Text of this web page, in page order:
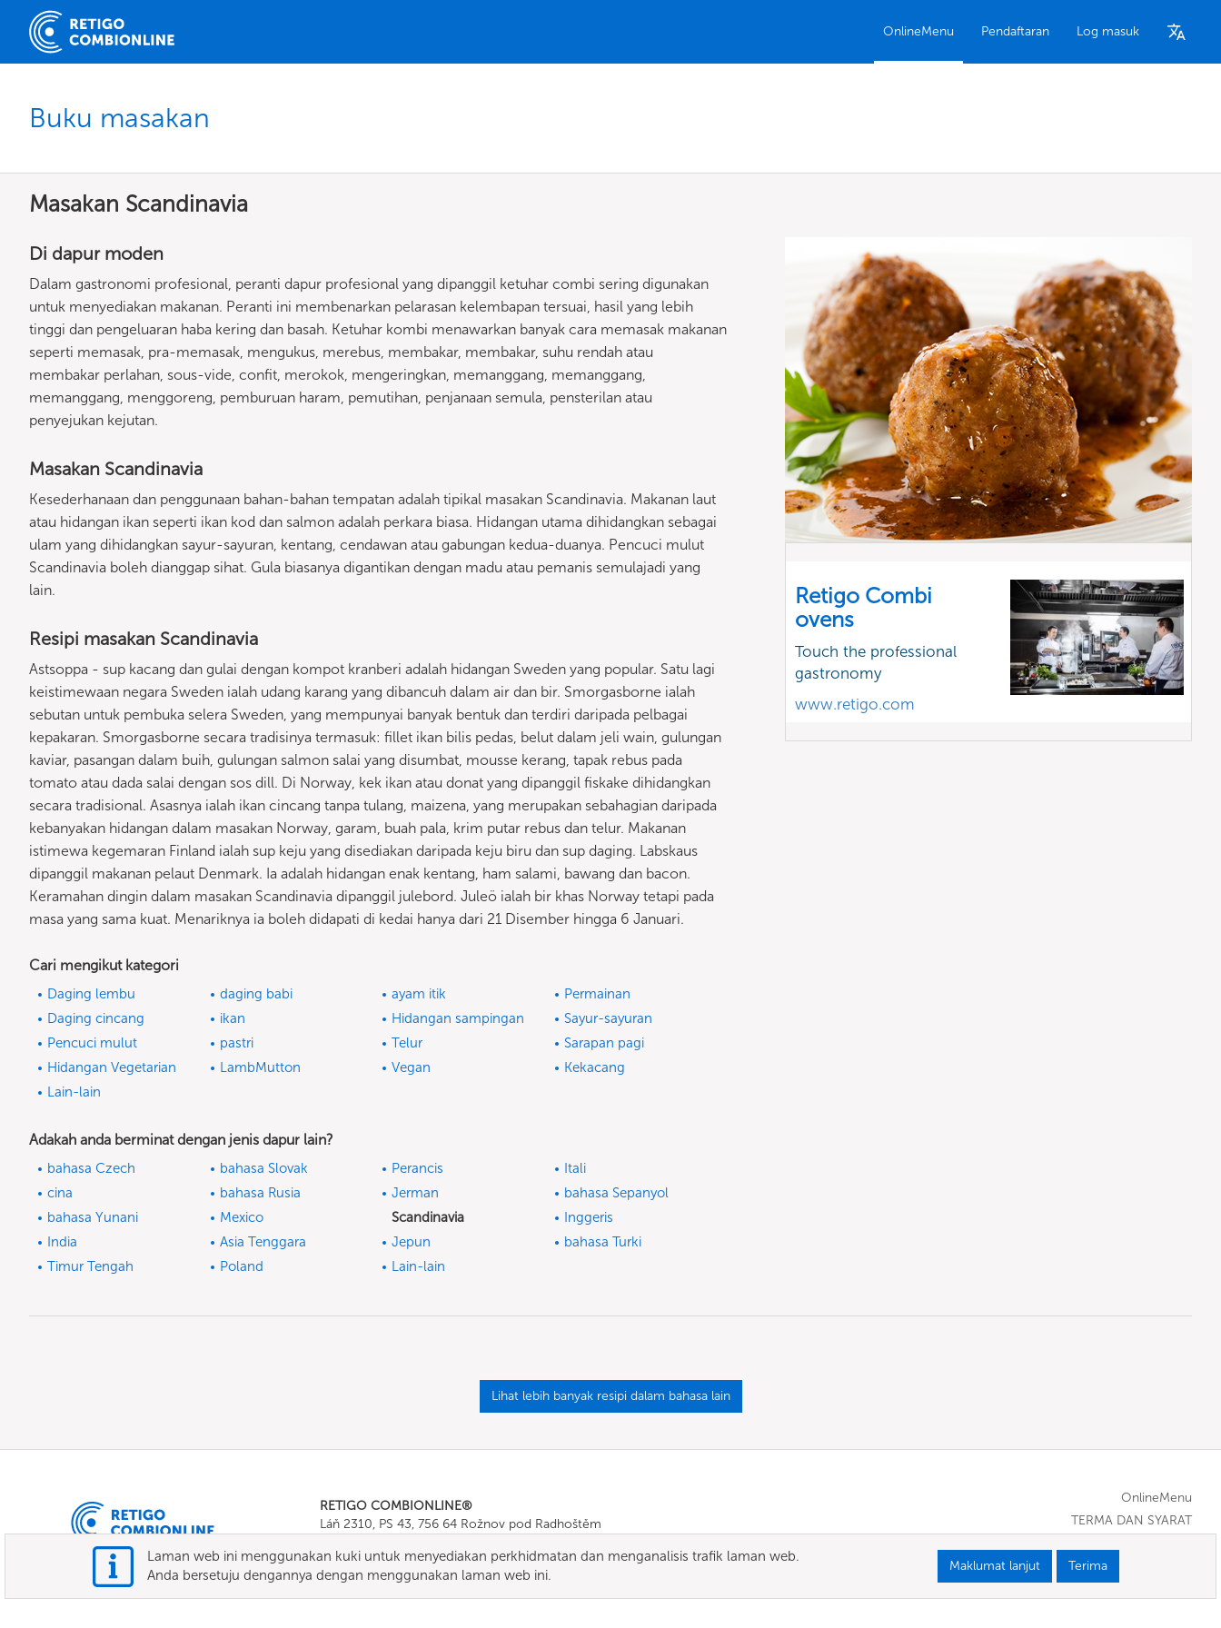
OnlineMenu Pendaftaran Log masuk
Buku masakan
Masakan Scandinavia
Di dapur moden
Dalam gastronomi profesional, peranti dapur profesional yang dipanggil ketuhar combi sering digunakan
untuk menyediakan makanan. Peranti ini membenarkan pelarasan kelembapan tersuai, hasil yang lebih
tinggi dan pengeluaran haba kering dan basah. Ketuhar kombi menawarkan banyak cara memasak makanan
seperti memasak, pra-memasak, mengukus, merebus, membakar, membakar, suhu rendah atau
membakar perlahan, sous-vide, confit, merokok, mengeringkan, memanggang, memanggang,
memanggang, menggoreng, pemburuan haram, pemutihan, penjanaan semula, pensterilan atau
penyejukan kejutan.
Masakan Scandinavia
Kesederhanaan dan penggunaan bahan-bahan tempatan adalah tipikal masakan Scandinavia. Makanan laut
atau hidangan ikan seperti ikan kod dan salmon adalah perkara biasa. Hidangan utama dihidangkan sebagai
ulam yang dihidangkan sayur-sayuran, kentang, cendawan atau gabungan kedua-duanya. Pencuci mulut
Scandinavia boleh dianggap sihat. Gula biasanya digantikan dengan madu atau pemanis semulajadi yang
lain.
Resipi masakan Scandinavia
Astsoppa - sup kacang dan gulai dengan kompot kranberi adalah hidangan Sweden yang popular. Satu lagi
keistimewaan negara Sweden ialah udang karang yang dibancuh dalam air dan bir. Smorgasborne ialah
sebutan untuk pembuka selera Sweden, yang mempunyai banyak bentuk dan terdiri daripada pelbagai
kepakaran. Smorgasborne secara tradisinya termasuk: fillet ikan bilis pedas, belut dalam jeli wain, gulungan
kaviar, pasangan dalam buih, gulungan salmon salai yang disumbat, mousse kerang, tapak rebus pada
tomato atau dada salai dengan sos dill. Di Norway, kek ikan atau donat yang dipanggil fiskake dihidangkan
secara tradisional. Asasnya ialah ikan cincang tanpa tulang, maizena, yang merupakan sebahagian daripada
kebanyakan hidangan dalam masakan Norway, garam, buah pala, krim putar rebus dan telur. Makanan
istimewa kegemaran Finland ialah sup keju yang disediakan daripada keju biru dan sup daging. Labskaus
dipanggil makanan pelaut Denmark. Ia adalah hidangan enak kentang, ham salami, bawang dan bacon.
Keramahan dingin dalam masakan Scandinavia dipanggil julebord. Juleö ialah bir khas Norway tetapi pada
masa yang sama kuat. Menariknya ia boleh didapati di kedai hanya dari 21 Disember hingga 6 Januari.
Retigo Combi
ovens
Touch the professional
gastronomy
www.retigo.com
Cari mengikut kategori
Daging lembu daging babi ayam itik
Permainan
Daging cincang
ikan Hidangan sampingan
Sayur-sayuran
Pencuci mulut
pastri Telur
Sarapan pagi
Hidangan Vegetarian
LambMutton Vegan
Kekacang
Lain-lain
Adakah anda berminat dengan jenis dapur lain?
bahasa Czech bahasa Slovak Perancis
Itali
cina
bahasa Rusia Jerman
bahasa Sepanyol
bahasa Yunani
Mexico Scandinavia
Inggeris
India
Asia Tenggara Jepun
bahasa Turki
Timur Tengah
Poland Lain-lain
Lihat lebih banyak resipi dalam bahasa lain
RETIGO COMBIONLINE®
Láň 2310, PS 43, 756 64 Rožnov pod Radhoštěm
E-mail: info@combionline.com
OnlineMenu
TERMA DAN SYARAT
Laman web ini menggunakan kuki untuk menyediakan perkhidmatan dan menganalisis trafik laman web.
Anda bersetuju dengannya dengan menggunakan laman web ini.
Maklumat lanjut Terima